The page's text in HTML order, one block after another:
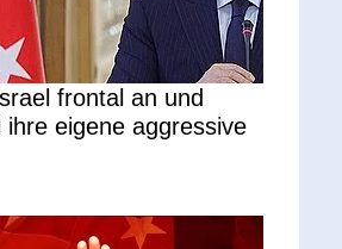
frontal an und
ihre eigene aggressive